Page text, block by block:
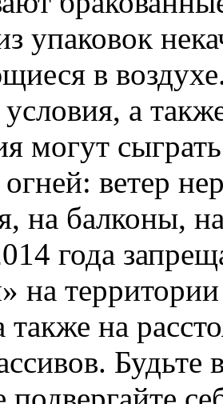
упаковок
в
а
могут
ветер
на балконы,
года
на
также на
Будьте